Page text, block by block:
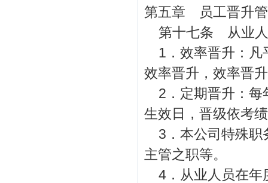
第五章 员工晋升
第十七条 从业
1 ．效率晋升：
效率晋升，效率晋
2 ．定期晋升：
生效日，晋级依考
3 ．本公司特殊
主管之职等。
4 ．从业人员在